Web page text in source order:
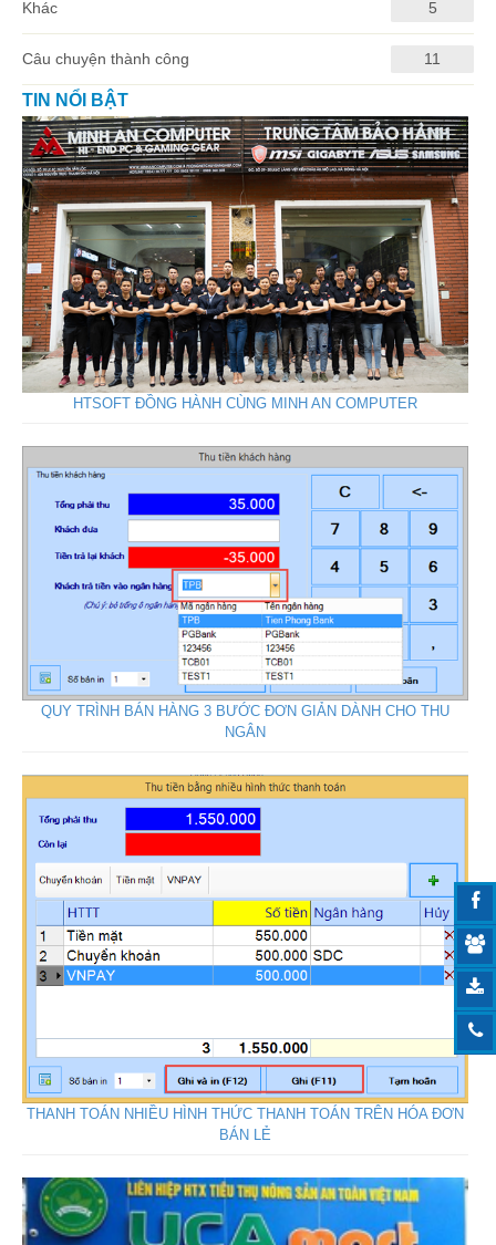
Khác 5
Câu chuyện thành công 11
TIN NỔI BẬT
HTSOFT ĐỒNG HÀNH CÙNG MINH AN COMPUTER
QUY TRÌNH BÁN HÀNG 3 BƯỚC ĐƠN GIẢN DÀNH CHO THU
NGÂN
THANH TOÁN NHIỀU HÌNH THỨC THANH TOÁN TRÊN HÓA ĐƠN
BÁN LẺ